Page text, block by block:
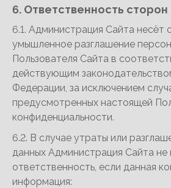
6. Ответственность сторон
6.1. Администрация Сайта несёт
умышленное разглашение
Пользователя Сайта в
действующим
Федерации, за исключением
предусмотренных настоящей
конфиденциальности.
6.2. В случае утраты или
данных Администрация Сайта не
ответственность, если данная
информация: